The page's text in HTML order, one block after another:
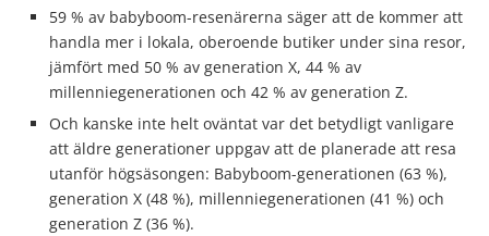
59 % av babyboom-resenärerna säger att de kommer att
handla mer i lokala, oberoende butiker under sina resor,
jämfört med 50 % av generation X, 44 % av
millenniegenerationen och 42 % av generation Z.
Och kanske inte helt oväntat var det betydligt vanligare
att äldre generationer uppgav att de planerade att resa
utanför högsäsongen: Babyboom-generationen (63 %),
generation X (48 %), millenniegenerationen (41 %) och
generation Z (36 %).